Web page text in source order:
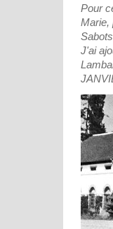
Pour
Marie,
J'ai